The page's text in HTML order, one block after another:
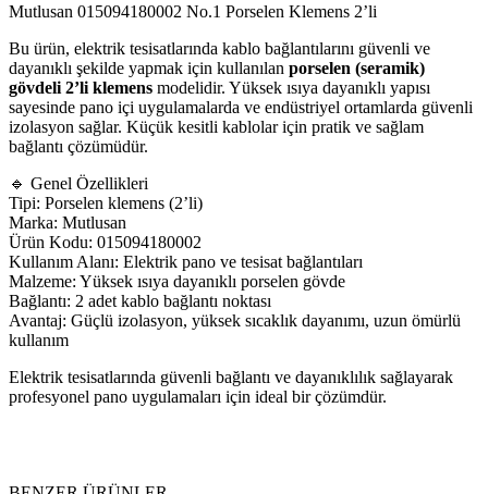
Mutlusan 015094180002 No.1 Porselen Klemens 2’li
Bu ürün, elektrik tesisatlarında kablo bağlantılarını güvenli ve
dayanıklı şekilde yapmak için kullanılan porselen (seramik)
gövdeli 2’li klemens modelidir. Yüksek ısıya dayanıklı yapısı
sayesinde pano içi uygulamalarda ve endüstriyel ortamlarda güvenli
izolasyon sağlar. Küçük kesitli kablolar için pratik ve sağlam
bağlantı çözümüdür.
🔹 Genel Özellikleri
Tipi: Porselen klemens (2’li)
Marka: Mutlusan
Ürün Kodu: 015094180002
Kullanım Alanı: Elektrik pano ve tesisat bağlantıları
Malzeme: Yüksek ısıya dayanıklı porselen gövde
Bağlantı: 2 adet kablo bağlantı noktası
Avantaj: Güçlü izolasyon, yüksek sıcaklık dayanımı, uzun ömürlü
kullanım
Elektrik tesisatlarında güvenli bağlantı ve dayanıklılık sağlayarak
profesyonel pano uygulamaları için ideal bir çözümdür.